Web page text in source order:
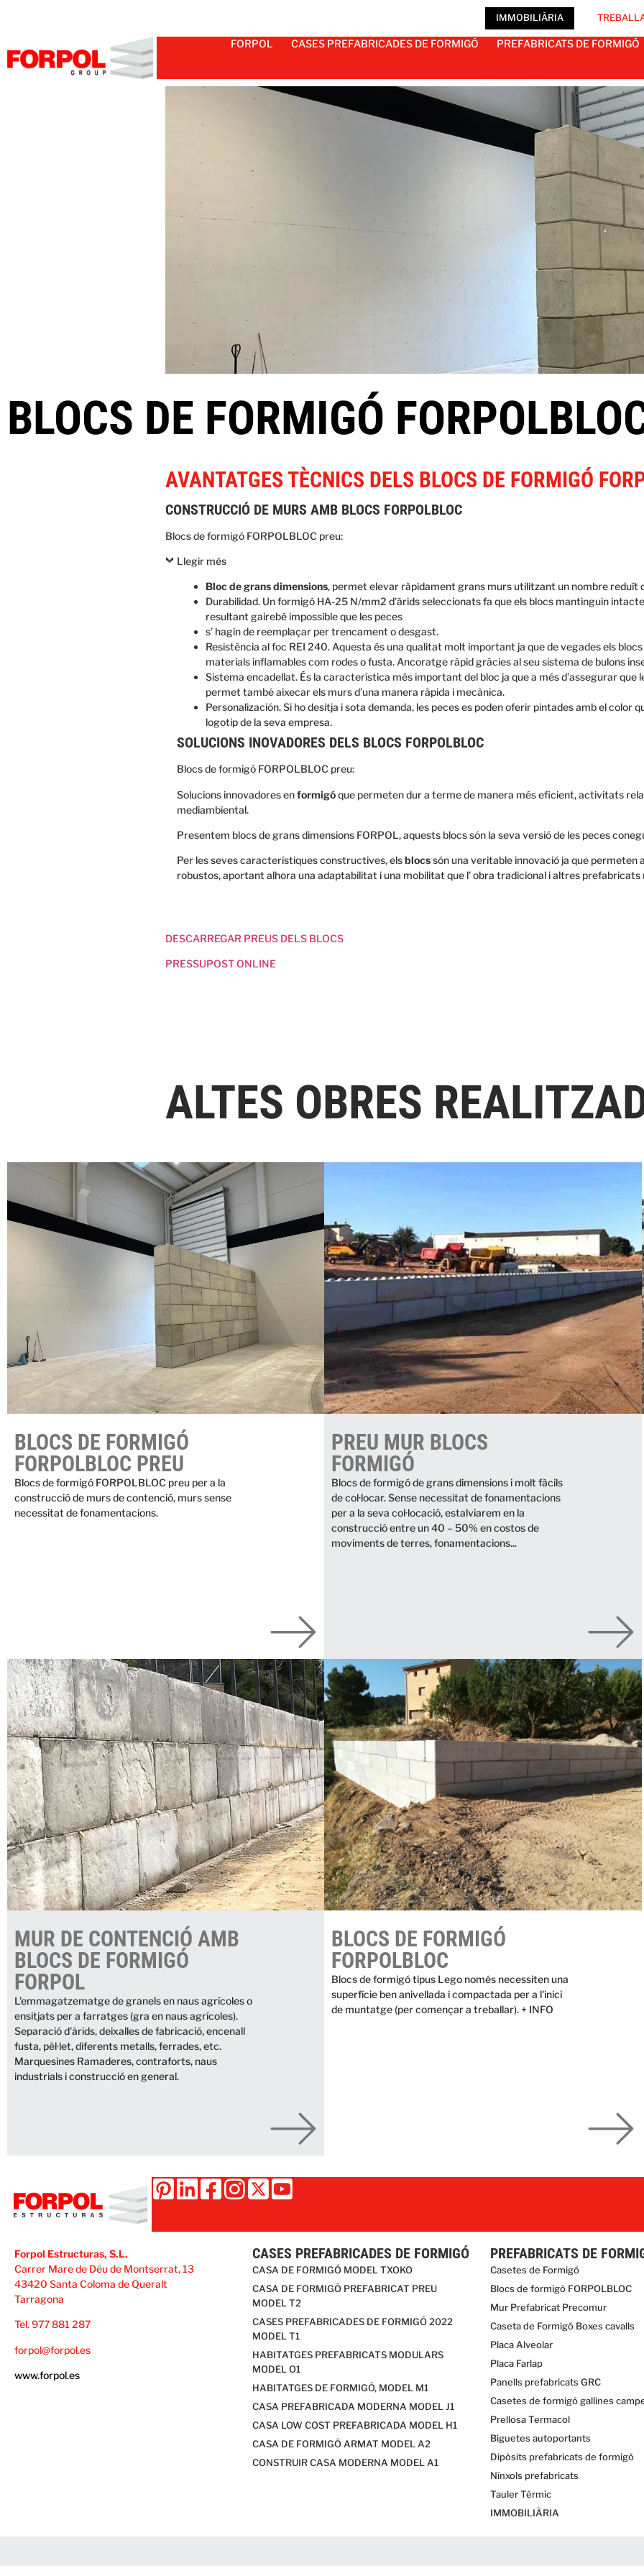
IMMOBILIÀRIA
FORPOL CASES PREFABRICADES DE FORMIGÓ PREFABRICATS DE FORMIGÓ
BLOCS DE FORMIGÓ
AVANTATGES TÈCNICS DELS BLOCS DE FORMIGÓ
CONSTRUCCIÓ DE MURS AMB BLOCS FORPOLBLOC
Blocs de formigó FORPOLBLOC preu:
Llegir més
Bloc de grans dimensions, permet elevar ràpidament grans murs utilitzant un nombre reduït
Durabilidad. Un formigó HA-25 N/mm2 d’àrids seleccionats fa que els blocs mantinguin
resultant gairebé impossible que les peces
s’ hagin de reemplaçar per trencament o desgast.
Resistència al foc REI 240. Aquesta és una qualitat molt important ja que de vegades els
materials inflamables com rodes o fusta. Ancoratge ràpid gràcies al seu sistema de bulons
Sistema encadellat. És la característica més important del bloc ja que a més d’assegurar
permet també aixecar els murs d’una manera ràpida i mecànica.
Personalización. Si ho desitja i sota demanda, les peces es poden oferir pintades amb el color
logotip de la seva empresa.
SOLUCIONS INOVADORES DELS BLOCS FORPOLBLOC
Blocs de formigó FORPOLBLOC preu:
Solucions innovadores enformigóque permeten dur a terme de manera més eficient, activitats
mediambiental.
Presentem blocs de grans dimensions FORPOL, aquests blocs són la seva versió de les peces
Per les seves característiques constructives, elsblocssón una veritable innovació ja que permeten
robustos, aportant alhora una adaptabilitat i una mobilitat que l’ obra tradicional i altres prefabricats
DESCARREGAR PREUS DELS BLOCS
PRESSUPOST ONLINE
ALTES OBRES
BLOCS DE FORMIGÓ
FORPOLBLOC PREU
Blocs de formigó FORPOLBLOC preu per a la
construcció de murs de contenció, murs sense
necessitat de fonamentacions.
PREU MUR BLOCS
FORMIGÓ
Blocs de formigó de grans dimensions i molt fàcils
de col·locar. Sense necessitat de fonamentacions
per a la seva col·locació, estalviarem en la
construcció entre un 40 – 50% en costos de
moviments de terres, fonamentacions...
MUR DE CONTENCIÓ AMB
BLOCS DE FORMIGÓ
FORPOL
L'emmagatzematge de granels en naus agrícoles o
ensitjats per a farratges (gra en naus agrícoles).
Separació d'àrids, deixalles de fabricació, encenall
fusta, pèl·let, diferents metalls, ferrades, etc.
Marquesines Ramaderes, contraforts, naus
industrials i construcció en general.
BLOCS DE FORMIGÓ
FORPOLBLOC
Blocs de formigó tipus Lego només necessiten una
superfície ben anivellada i compactada per a l'inici
de muntatge (per començar a treballar). + INFO
Forpol Estructuras, S.L.
Carrer Mare de Déu de Montserrat, 13
43420 Santa Coloma de Queralt
Tarragona
Tel. 977 881 287
forpol@forpol.es
www.forpol.es
CASES PREFABRICADES DE FORMIGÓ
CASA DE FORMIGÓ MODEL TXOKO
CASA DE FORMIGÓ PREFABRICAT PREU
MODEL T2
CASES PREFABRICADES DE FORMIGÓ 2022
MODEL T1
HABITATGES PREFABRICATS MODULARS
MODEL O1
HABITATGES DE FORMIGÓ, MODEL M1
CASA PREFABRICADA MODERNA MODEL J1
CASA LOW COST PREFABRICADA MODEL H1
CASA DE FORMIGÓ ARMAT MODEL A2
CONSTRUIR CASA MODERNA MODEL A1
PREFABRICATS DE
Casetes de Formigó
Blocs de formigó FORPOLBLOC
Mur Prefabricat Precomur
Caseta de Formigó Boxes cavalls
Placa Alveolar
Placa Farlap
Panells prefabricats GRC
Casetes de formigó gallines
Prellosa Termacol
Biguetes autoportants
Dipòsits prefabricats de formigó
Nínxols prefabricats
Tauler Tèrmic
IMMOBILIÀRIA